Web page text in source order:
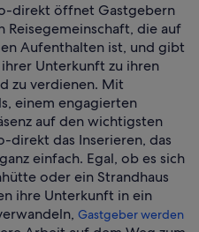
direkt öffnet Gastgebern
die auf
Aufenthalten ist, und gibt
Unterkunft zu ihren
zu verdienen. Mit
einem engagierten
auf den wichtigsten
direkt das Inserieren, das
einfach. Egal, ob es sich
oder ein Strandhaus
ihre Unterkunft in ein
Gastgeber werden